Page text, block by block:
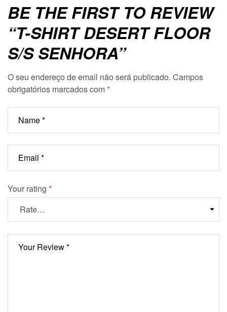
BE THE FIRST TO REVIEW
“T-SHIRT DESERT FLOOR
S/S SENHORA”
O seu endereço de email não será publicado. Campos
obrigatórios marcados com*
Your rating *